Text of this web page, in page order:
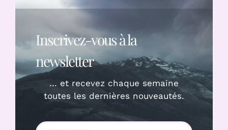
Inscrivez-vous à la
newsletter
… et recevez chaque semaine
toutes les dernières nouveautés.